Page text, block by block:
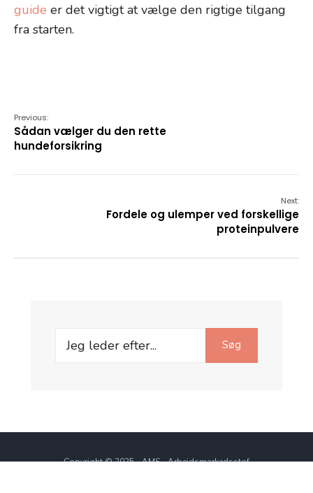
guide er det vigtigt at vælge den rigtige tilgang
fra starten.
Previous:
Sådan vælger du den rette
hundeforsikring
Next:
Fordele og ulemper ved forskellige
proteinpulvere
Search
Søg
Copyright © 2025 - AMS - Arbejdsmarkedsstof